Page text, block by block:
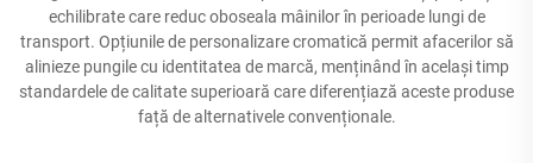
echilibrate care reduc oboseala mâinilor în perioade lungi de
transport. Opțiunile de personalizare cromatică permit afacerilor să
alinieze pungile cu identitatea de marcă, menținând în același timp
standardele de calitate superioară care diferențiază aceste produse
față de alternativele convenționale.